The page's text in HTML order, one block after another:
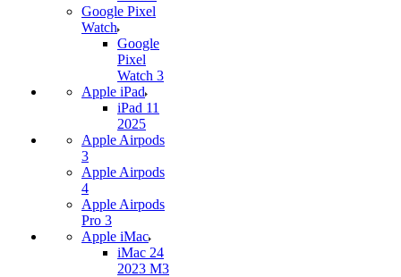
Google Pixel
Watch
Google
Pixel
Watch 3
Apple iPad
iPad 11
2025
Apple Airpods
3
Apple Airpods
4
Apple Airpods
Pro 3
Apple iMac
iMac 24
2023 M3